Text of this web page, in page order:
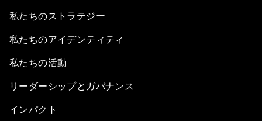
私たちのストラテジー
私たちのアイデンティティ
私たちの活動
リーダーシップとガバナンス
インパクト